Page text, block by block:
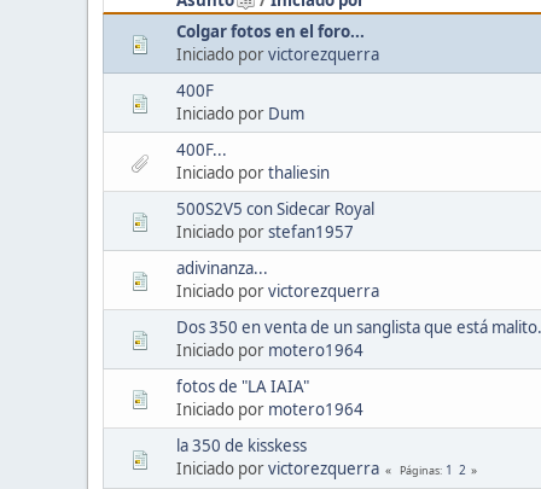
Colgar fotos en el foro...
Iniciado porvictorezquerra
400F
Iniciado por Dum
400F...
Iniciado porthaliesin
500S2V5 con Sidecar Royal
Iniciado porstefan1957
adivinanza...
Iniciado porvictorezquerra
Dos 350 en venta de un sanglista que está malito.
Iniciado por motero1964
fotos de "LA IAIA"
Iniciado por motero1964
la 350 de kisskess
Iniciado porvictorezquerra Páginas 1 2